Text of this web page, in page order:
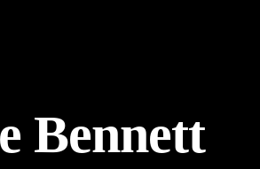
Bennett